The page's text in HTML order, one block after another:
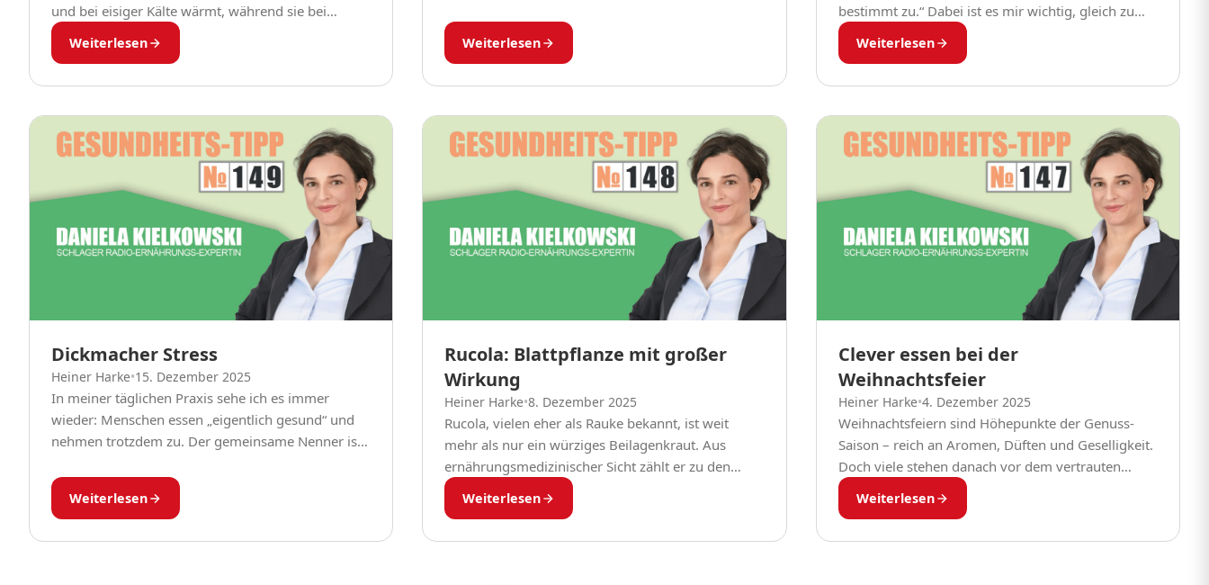
und bei eisiger Kälte wärmt, während sie bei
mildem Wetter leicht bleibt. Saisonales
Wintergemüse und warme Speisen sind
Weiterlesen
Ernährungsmedizinerin sehe ich...
Weiterlesen
bestimmt zu.“ Dabei ist es mir wichtig, gleich zu
Beginn zu entlasten. Gewichtszunahme entsteht
nicht durch einzelne Feiertage,...
Weiterlesen
Dickmacher Stress
Heiner Harke•15. Dezember 2025
In meiner täglichen Praxis sehe ich es immer
wieder: Menschen essen „eigentlich gesund“ und
nehmen trotzdem zu. Der gemeinsame Nenner ist
Kopfsache –...
Weiterlesen
Rucola: Blattpflanze mit großer
Wirkung
Heiner Harke•8. Dezember 2025
Rucola, vielen eher als Rauke bekannt, ist weit
mehr als nur ein würziges Beilagenkraut. Aus
ernährungsmedizinischer Sicht zählt er zu den
echten Geheimtipps unter den Blattgemüsen. Die
zarten, dunkelgrünen Blätter...
Weiterlesen
Clever essen bei der
Weihnachtsfeier
Heiner Harke•4. Dezember 2025
Weihnachtsfeiern sind Höhepunkte der Genuss-
Saison – reich an Aromen, Düften und Geselligkeit.
Doch viele stehen danach vor dem vertrauten
Dilemma: zu viel gegessen, zu fett, zu süß, zu spät.
Aus...
Weiterlesen